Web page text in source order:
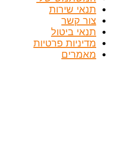
תנאי שירות
צור קשר
תנאי ביטול
מדיניות פרטיות
מאמרים